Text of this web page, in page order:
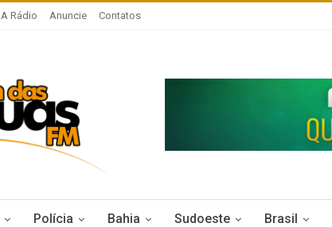
A Rádio Anuncie Contatos
Polícia Bahia Sudoeste Brasil